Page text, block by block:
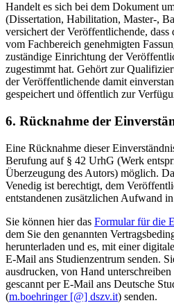
Handelt es sich bei dem Dokument
(Dissertation, Habilitation, Master-,
versichert der Veröffentlichende,
vom Fachbereich genehmigten
zuständige Einrichtung der
zugestimmt hat. Gehört zur
der Veröffentlichende damit
gespeichert und öffentlich zur
6. Rücknahme der
Eine Rücknahme dieser
Berufung auf § 42 UrhG (Werk
Überzeugung des Autors) möglich.
Venedig ist berechtigt, dem
entstandenen zusätzlichen Aufwand
Sie können hier das Formular für die
dem Sie den genannten
herunterladen und es, mit einer
E-Mail ans Studienzentrum senden.
ausdrucken, von Hand unterschreiben
gescannt per E-Mail ans Deutsche
(m.boehringer [@] dszv.it) senden.